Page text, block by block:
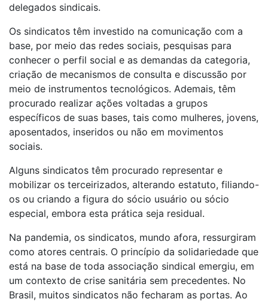
delegados sindicais.
Os sindicatos têm investido na comunicação com a
base, por meio das redes sociais, pesquisas para
conhecer o perfil social e as demandas da categoria,
criação de mecanismos de consulta e discussão por
meio de instrumentos tecnológicos. Ademais, têm
procurado realizar ações voltadas a grupos
específicos de suas bases, tais como mulheres, jovens,
aposentados, inseridos ou não em movimentos
sociais.
Alguns sindicatos têm procurado representar e
mobilizar os terceirizados, alterando estatuto, filiando-
os ou criando a figura do sócio usuário ou sócio
especial, embora esta prática seja residual.
Na pandemia, os sindicatos, mundo afora, ressurgiram
como atores centrais. O princípio da solidariedade que
está na base de toda associação sindical emergiu, em
um contexto de crise sanitária sem precedentes. No
Brasil, muitos sindicatos não fecharam as portas. Ao